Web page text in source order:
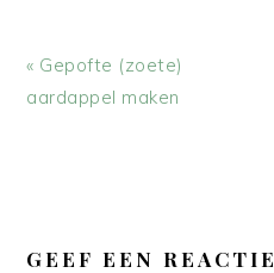
Vorig
bericht:
« Gepofte (zoete)
aardappel maken
INTERACTIES
GEEF EEN REACTIE